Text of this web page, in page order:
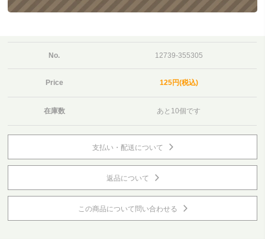
No. 12739-355305
Price 125円(税込)
在庫数 あと10個です
支払い・配送について
返品について
この商品について問い合わせる